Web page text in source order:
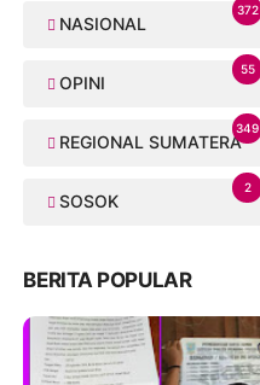
NASIONAL
372
OPINI
55
REGIONAL SUMATERA
349
SOSOK
2
BERITA POPULAR